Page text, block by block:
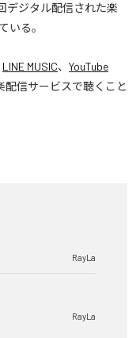
デジタル配信された楽
いる。
LINE MUSIC、 YouTube
配信サービスで聴くこと
RayLa
RayLa